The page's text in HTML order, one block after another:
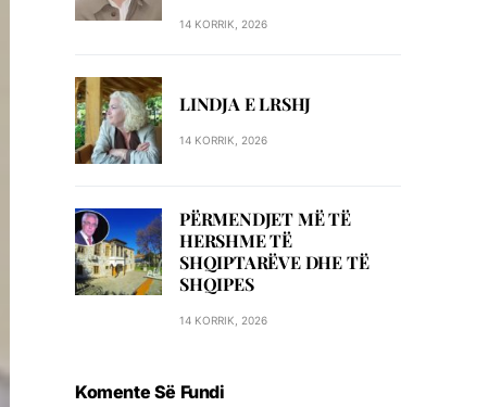
14 KORRIK, 2026
LINDJA E LRSHJ
14 KORRIK, 2026
PËRMENDJET MË TË
HERSHME TË
SHQIPTARËVE DHE TË
SHQIPES
14 KORRIK, 2026
Komente Së Fundi